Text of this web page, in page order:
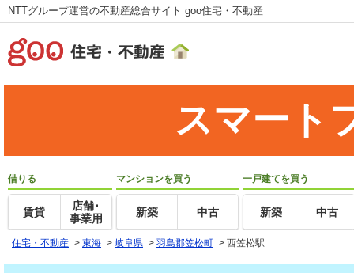
NTTグループ運営の不動産総合サイト goo住宅・不動産
スマート
借りる
賃貸
店舗･
事業用
マンションを買う
新築 中古
一戸建てを買う
新築 中古
住宅・不動産 > 東海 > 岐阜県 > 羽島郡笠松町 > 西笠松駅